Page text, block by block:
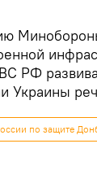
РФ
Украины
по защите